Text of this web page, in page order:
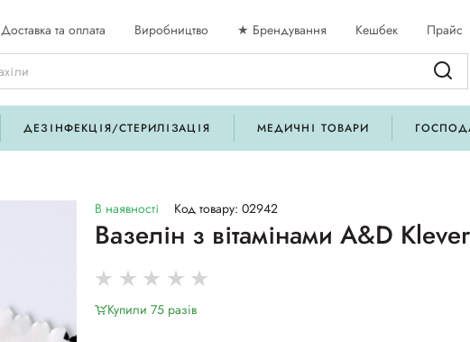
Доставка та оплата Виробництво ★ Брендування Кешбек Прайс
ДЕЗІНФЕКЦІЯ/СТЕРИЛІЗАЦІЯ МЕДИЧНІ ТОВАРИ
В наявності Код товару: 02942
Вазелін з вітамінами А&D
Купили 75 разiв